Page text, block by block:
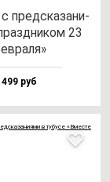
пред­ска­за­ни­
23
499 руб